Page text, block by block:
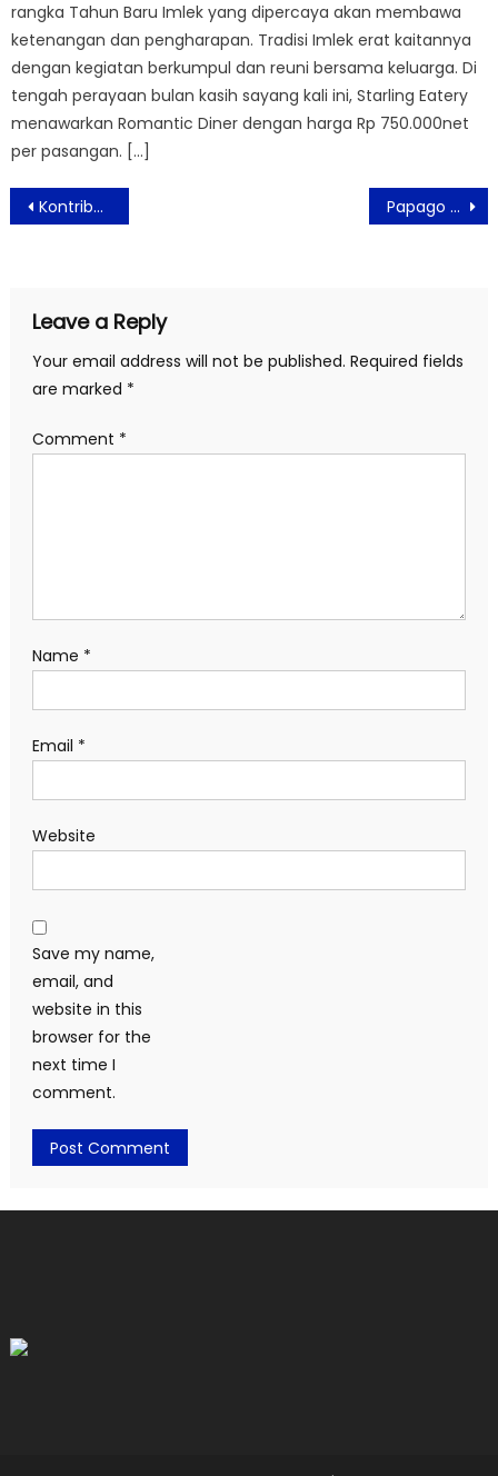
rangka Tahun Baru Imlek yang dipercaya akan membawa
ketenangan dan pengharapan. Tradisi Imlek erat kaitannya
dengan kegiatan berkumpul dan reuni bersama keluarga. Di
tengah perayaan bulan kasih sayang kali ini, Starling Eatery
menawarkan Romantic Diner dengan harga Rp 750.000net
per pasangan. […]
Post
navigation
Kontribusi Niagahoster untuk Bangkitkan Komunitas WordPress Indonesia Papago Jeans Beri Sentuhan Seni di Setiap Produk
Leave a Reply
Your email address will not be published. Required fields
are marked *
Comment *
Name *
Email *
Website
Save my name,
email, and
website in this
browser for the
next time I
comment.